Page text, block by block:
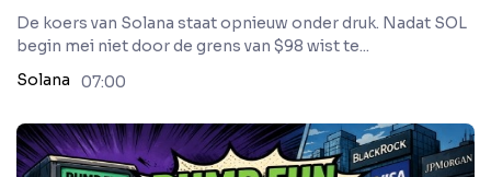
De koers van Solana staat opnieuw onder druk. Nadat SOL
begin mei niet door de grens van $98 wist te...
Solana
07:00